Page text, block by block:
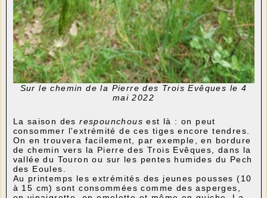
Sur le chemin de la Pierre des Trois Evêques le 4
mai 2022
La saison desrespounchousest là : on peut
consommer l'extrémité de ces tiges encore tendres.
On en trouvera facilement, par exemple, en bordure
de chemin vers la Pierre des Trois Evêques, dans la
vallée du Touron ou sur les pentes humides du Pech
des Eoules.
Au printemps les extrémités des jeunes pousses (10
à 15 cm) sont consommées comme des asperges,